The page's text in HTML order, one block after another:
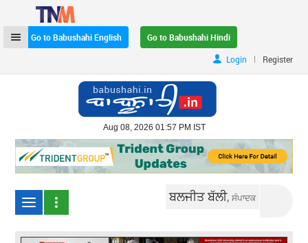
Go to Babushahi English
Go to Babushahi Hindi
Login
| Register
Aug 08, 2026 01:57 PM IST
ਬਲਜੀਤ ਬੱਲੀ,ਸੰਪਾਦਕ